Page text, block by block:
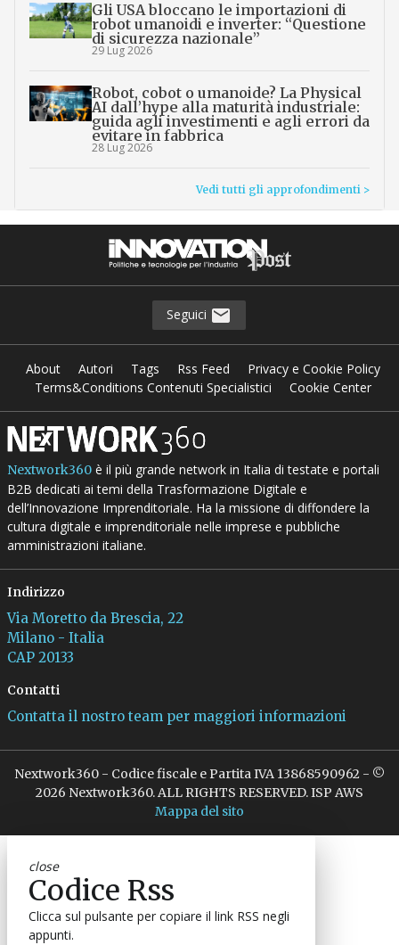
Gli USA bloccano le importazioni di
robot umanoidi e inverter: “Questione
di sicurezza nazionale”
29 Lug 2026
Robot, cobot o umanoide? La Physical
AI dall’hype alla maturità industriale:
guida agli investimenti e agli errori da
evitare in fabbrica
28 Lug 2026
Vedi tutti gli approfondimenti >
Seguici
About Autori Tags Rss Feed
Privacy e Cookie Policy
Terms&Conditions Contenuti Specialistici
Cookie Center
Nextwork360è il più grande network in Italia di testate e portali
B2B dedicati ai temi della Trasformazione Digitale e
dell’Innovazione Imprenditoriale. Ha la missione di diffondere la
cultura digitale e imprenditoriale nelle imprese e pubbliche
amministrazioni italiane.
Indirizzo
Via Moretto da Brescia, 22
Milano - Italia
CAP 20133
Contatti
Contatta il nostro team per maggiori informazioni
Nextwork360 - Codice fiscale e Partita IVA 13868590962 - ©
2026 Nextwork360. ALL RIGHTS RESERVED. ISP AWS
Mappa del sito
close
Codice Rss
Clicca sul pulsante per copiare il link RSS negli
appunti.